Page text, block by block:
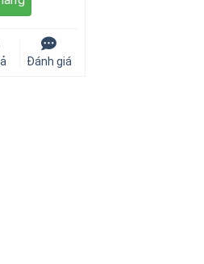
Đánh giá